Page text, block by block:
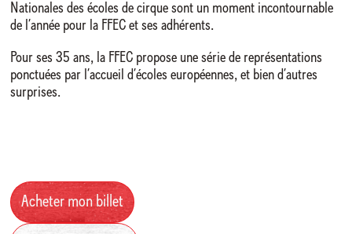
Nationales des écoles de cirque sont un moment incontournable
de l’année pour la FFEC et ses adhérents.
Pour ses 35 ans, la FFEC propose une série de représentations
ponctuées par l’accueil d’écoles européennes, et bien d’autres
surprises.
Acheter mon billet